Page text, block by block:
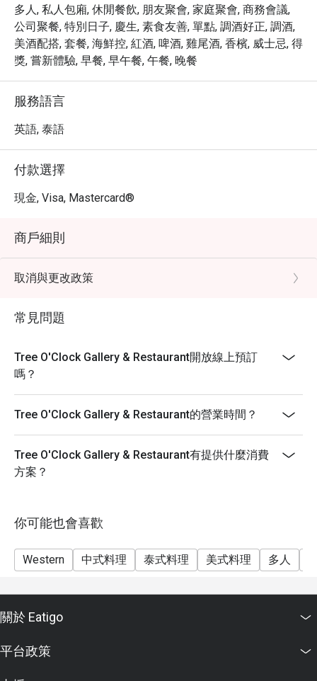
的餐飲與藝術結合，享受物超所值的用餐體驗！
多人, 私人包廂, 休閒餐飲, 朋友聚會, 家庭聚會, 商務會議,
公司聚餐, 特別日子, 慶生, 素食友善, 單點, 調酒好正, 調酒,
美酒配搭, 套餐, 海鮮控, 紅酒, 啤酒, 雞尾酒, 香檳, 威士忌, 得
獎, 嘗新體驗, 早餐, 早午餐, 午餐, 晚餐
服務語言
英語, 泰語
付款選擇
現金, Visa, Mastercard®
商戶細則
取消與更改政策
常見問題
Tree O'Clock Gallery & Restaurant開放線上預訂
嗎？
Tree O'Clock Gallery & Restaurant的營業時間？
Tree O'Clock Gallery & Restaurant有提供什麼消費
方案？
你可能也會喜歡
Western 中式料理 泰式料理 美式料理 多人
關於 Eatigo
平台政策